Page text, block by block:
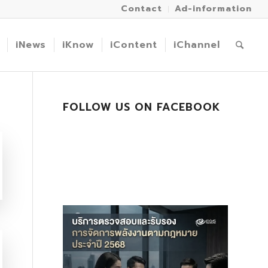
Contact Ad-information
iNews iKnow iContent iChannel
FOLLOW US ON FACEBOOK